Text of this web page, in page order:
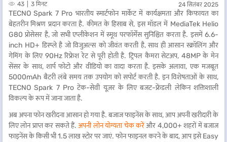
43 3 मिनट 24 सितंबर 2025
TECNO Spark 7 Pro भारतीय स्मार्टफोन मार्केट में कार्यक्षमता और किफायत का
बेहतरीन मिश्रण प्रदान करता है. कीमत के हिसाब से, इस मॉडल में MediaTek Helio
G80 प्रोसेसर है, जो सभी एप्लीकेशन में स्मूथ परफॉर्मेंस सुनिश्चित करता है. इसमें 6.6-
inch HD+ डिस्प्ले है जो विजुअल्स को जीवंत करती है, साथ ही आसान स्क्रॉलिंग और
गेमिंग के लिए 90Hz रिफ्रेश रेट से पूरी होती है. ट्रिपल कैमरा सेटअप, 48MP के मेन
सेंसर के साथ, शार्प फोटो और वीडियो का वादा करता है. इसके अलावा, एक मजबूत
5000mAh बैटरी लंबे समय तक उपयोग को सपोर्ट करती है. इन विशेषताओं के साथ,
TECNO Spark 7 Pro टेक-सेवी यूज़र के लिए बजट-फ्रेंडली लेकिन शक्तिशाली
विकल्प के रूप में जाना जाता है.
अब अपना फोन खरीदना आसान हो गया है. बजाज फाइनेंस के साथ, आप अपनी खरीदारी के
लिए लोन प्राप्त कर सकते हैं.अपनी लोन योग्यता चेक करेंऔर 4,000+ शहरों में बजाज
फाइनेंस के किसी भी 1.5 लाख स्टोर पर जाएं. फोन फाइनल करने के बाद, आप इसे Easy